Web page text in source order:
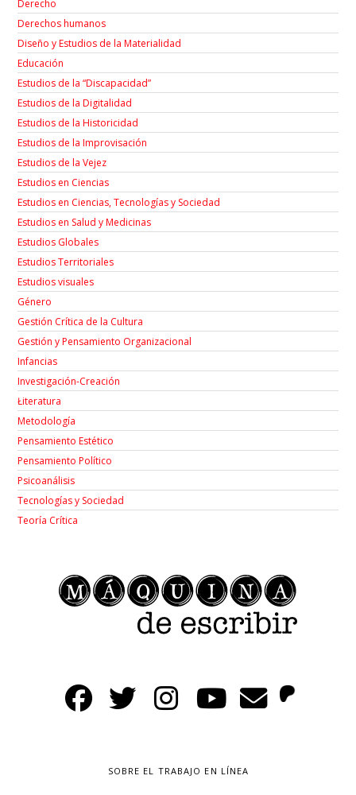
Derecho
Derechos humanos
Diseño y Estudios de la Materialidad
Educación
Estudios de la “Discapacidad”
Estudios de la Digitalidad
Estudios de la Historicidad
Estudios de la Improvisación
Estudios de la Vejez
Estudios en Ciencias
Estudios en Ciencias, Tecnologías y Sociedad
Estudios en Salud y Medicinas
Estudios Globales
Estudios Territoriales
Estudios visuales
Género
Gestión Crítica de la Cultura
Gestión y Pensamiento Organizacional
Infancias
Investigación-Creación
Łiteratura
Metodología
Pensamiento Estético
Pensamiento Político
Psicoanálisis
Tecnologías y Sociedad
Teoría Crítica
SOBRE EL TRABAJO EN LÍNEA